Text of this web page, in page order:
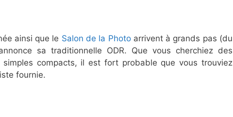
ainsi que le Salon de la Photoarrivent à grands pas (du
sa traditionnelle ODR. Que vous cherchiez des
compacts, il est fort probable que vous trouviez
fournie.